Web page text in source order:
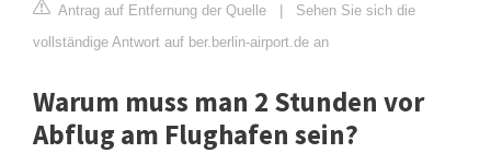
Antrag auf Entfernung der Quelle | Sehen Sie sich die
vollständige Antwort auf ber.berlin-airport.de an
Warum muss man 2 Stunden vor
Abflug am Flughafen sein?